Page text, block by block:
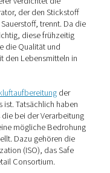
Stickstoff
Lieferanten zu kaufen.
Nachteile: Es stellt
und könnte zu
die schweren
Gefahr für die